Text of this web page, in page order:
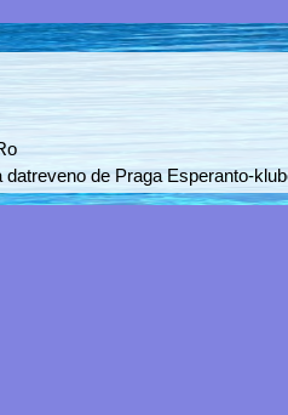
datreveno de Praga Esperanto-